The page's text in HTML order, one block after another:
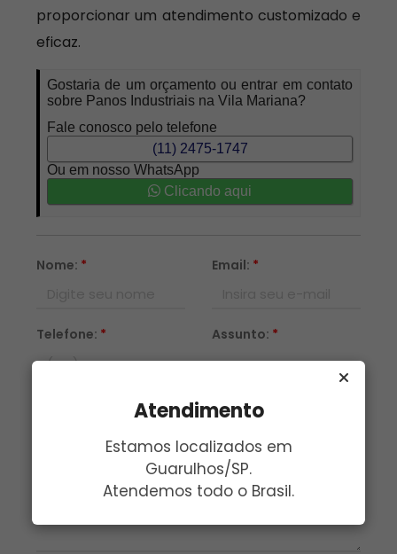
Atendimento
Estamos localizados em
Guarulhos/SP.
Atendemos todo o Brasil.
proporcionar um atendimento customizado e
eficaz.
Gostaria de um orçamento ou entrar em contato
sobre Panos Industriais na Vila Mariana?
Fale conosco pelo telefone
(11) 2475-1747
Ou em nosso WhatsApp
Clicando aqui
Nome: * Email: *
Telefone: * Assunto: *